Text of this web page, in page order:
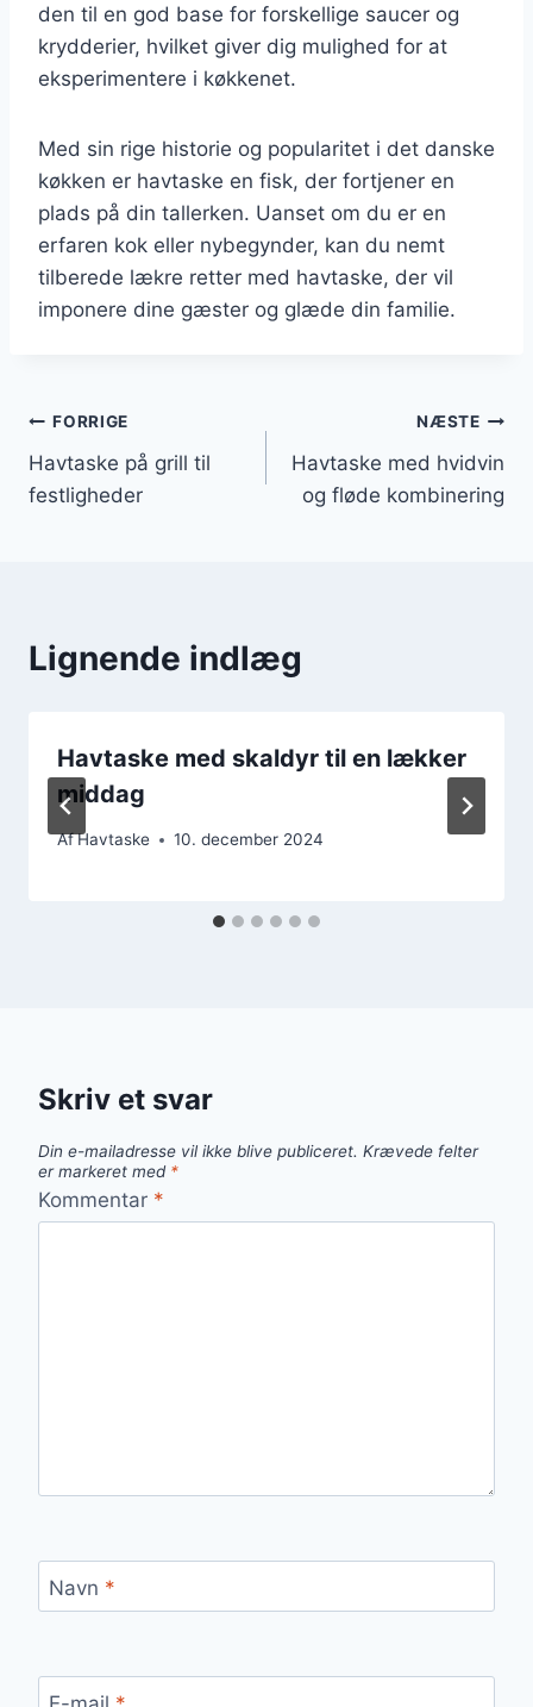
den til en god base for forskellige saucer og
krydderier, hvilket giver dig mulighed for at
eksperimentere i køkkenet.
Med sin rige historie og popularitet i det danske
køkken er havtaske en fisk, der fortjener en
plads på din tallerken. Uanset om du er en
erfaren kok eller nybegynder, kan du nemt
tilberede lækre retter med havtaske, der vil
imponere dine gæster og glæde din familie.
Indlægsnavigation
FORRIGE
Havtaske på grill til
festligheder
NÆSTE
Havtaske med hvidvin
og fløde kombinering
Lignende indlæg
Havtaske med skaldyr til en lækker
middag
AfHavtaske 10. december 2024
Skriv et svar
Din e-mailadresse vil ikke blive publiceret. Krævede felter
er markeret med *
Kommentar *
Navn *